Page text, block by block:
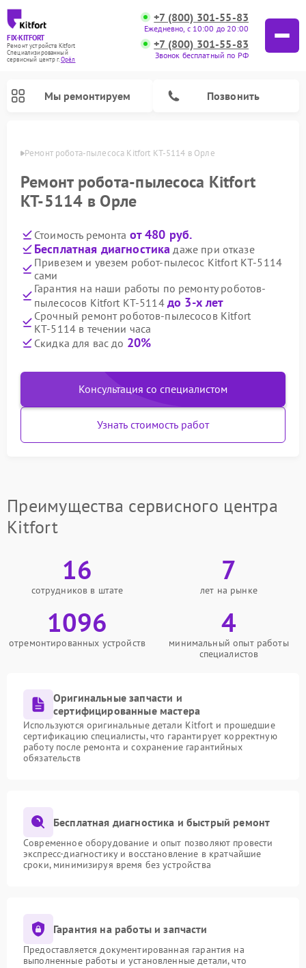
FIX-KITFORT
Ремонт устройств Kitfort
Специализированный
cервисный центр г.Орёл
+7 (800) 301-55-83
Ежедневно, с 10:00 до 20:00
+7 (800) 301-55-83
Звонок бесплатный по РФ
Мы ремонтируем Позвонить
Ремонт робота-пылесоса Kitfort КТ-5114 в Орле
Ремонт робота-пылесоса Kitfort
КТ-5114 в Орле
Стоимость ремонта от 480 руб.
Бесплатная диагностика даже при отказе
Привезем и увезем робот-пылесос Kitfort КТ-5114
сами
Гарантия на наши работы по ремонту роботов-
пылесосов Kitfort КТ-5114 до 3-х лет
Срочный ремонт роботов-пылесосов Kitfort
КТ-5114 в течении часа
Скидка для вас до 20%
Консультация со специалистом
Узнать стоимость работ
Преимущества сервисного центра
Kitfort
16
сотрудников в штате
7
лет на рынке
1096
отремонтированных устройств
4
минимальный опыт работы
специалистов
Оригинальные запчасти и
сертифицированные мастера
Используются оригинальные детали Kitfort и прошедшие
сертификацию специалисты, что гарантирует корректную
работу после ремонта и сохранение гарантийных
обязательств
Бесплатная диагностика и быстрый ремонт
Современное оборудование и опыт позволяют провести
экспресс-диагностику и восстановление в кратчайшие
сроки, минимизируя время без устройства
Гарантия на работы и запчасти
Предоставляется документированная гарантия на
выполненные работы и установленные детали, что